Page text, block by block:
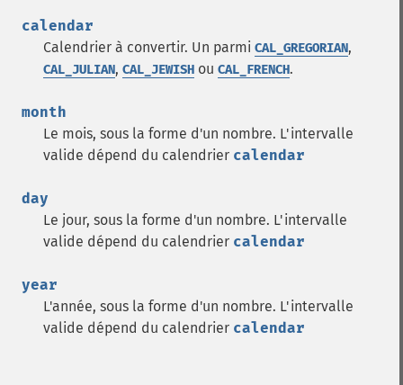
calendar
Calendrier à convertir. Un parmi CAL_GREGORIAN,
CAL_JULIAN, CAL_JEWISH ou CAL_FRENCH.
month
Le mois, sous la forme d'un nombre. L'intervalle
valide dépend du calendrier calendar
day
Le jour, sous la forme d'un nombre. L'intervalle
valide dépend du calendrier calendar
year
L'année, sous la forme d'un nombre. L'intervalle
valide dépend du calendrier calendar